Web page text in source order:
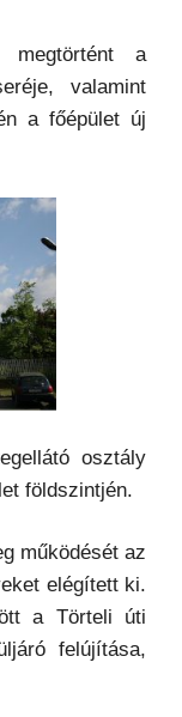
megtörtént a
valamint
a főépület új
osztály
földszintjén.
működését az
elégített ki.
a Törteli úti
felújítása,